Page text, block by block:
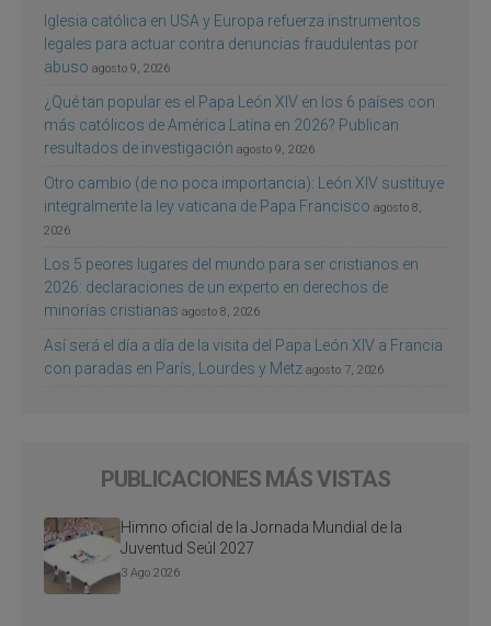
Iglesia católica en USA y Europa refuerza instrumentos
legales para actuar contra denuncias fraudulentas por
abuso agosto 9, 2026
¿Qué tan popular es el Papa León XIV en los 6 países con
más católicos de América Latina en 2026? Publican
resultados de investigación agosto 9, 2026
Otro cambio (de no poca importancia): León XIV sustituye
integralmente la ley vaticana de Papa Francisco agosto 8,
2026
Los 5 peores lugares del mundo para ser cristianos en
2026: declaraciones de un experto en derechos de
minorías cristianas agosto 8, 2026
Así será el día a día de la visita del Papa León XIV a Francia
con paradas en París, Lourdes y Metz agosto 7, 2026
PUBLICACIONES MÁS VISTAS
Himno oficial de la Jornada Mundial de la
Juventud Seúl 2027
3 Ago 2026